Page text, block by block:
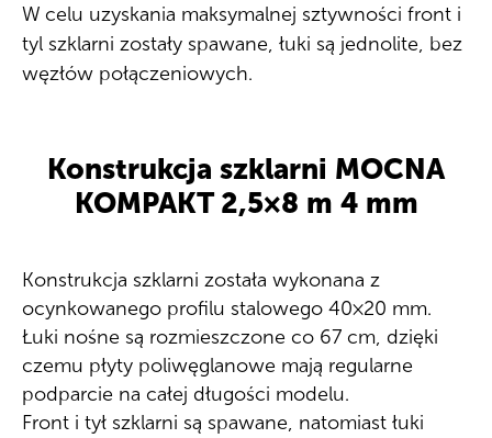
W celu uzyskania maksymalnej sztywności front i
tyl szklarni zostały spawane, łuki są jednolite, bez
węzłów połączeniowych.
Konstrukcja szklarni MOCNA
KOMPAKT 2,5×8 m 4 mm
Konstrukcja szklarni została wykonana z
ocynkowanego profilu stalowego 40×20 mm.
Łuki nośne są rozmieszczone co 67 cm, dzięki
czemu płyty poliwęglanowe mają regularne
podparcie na całej długości modelu.
Front i tył szklarni są spawane, natomiast łuki